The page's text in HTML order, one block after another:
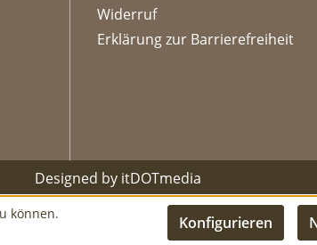
Widerruf
Erklärung zur Barrierefreiheit
Designed by itDOTmedia
können.
Konfigurieren